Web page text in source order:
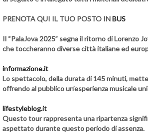
PRENOTA QUI IL TUO POSTO INBUS
Il “PalaJova 2025” segna il ritorno di Lorenzo
che toccheranno diverse città italiane ed
informazione.it
Lo spettacolo, della durata di 145 minuti,
offrendo al pubblico un’esperienza musicale
lifestyleblog.it
Questo tour rappresenta una ripartenza
aspettato durante questo periodo di assenza.